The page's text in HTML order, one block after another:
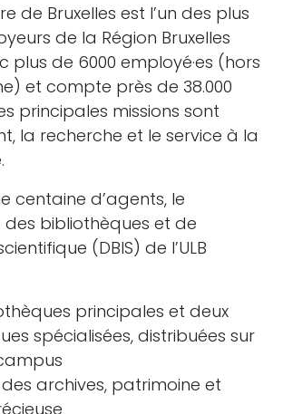
de Bruxelles est l’un des plus
de la Région Bruxelles
plus de 6000 employé·es (hors
et compte près de 38.000
principales missions sont
la recherche et le service à la
centaine d’agents, le
bibliothèques et de
(DBIS) de l’ULB
principales et deux
spécialisées, distribuées sur
des archives, patrimoine et